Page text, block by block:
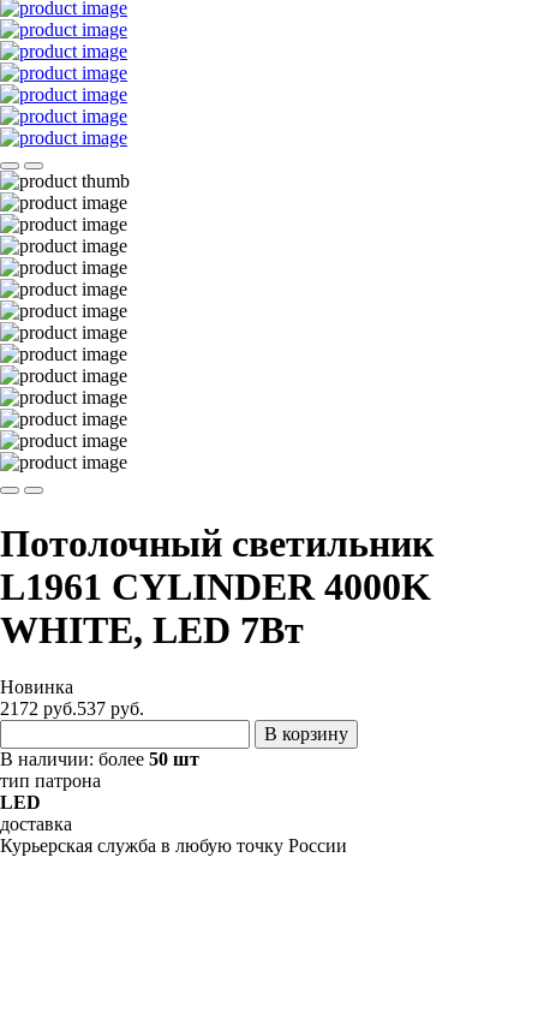
Потолочный светильник
L1961 CYLINDER 4000K
WHITE, LED 7Вт
Новинка
2172 руб.537 руб.
В корзину
В наличии: более 50 шт
тип патрона
LED
доставка
Курьерская служба в любую точку России